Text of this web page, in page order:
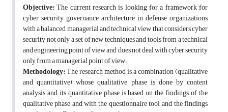
Objective:The current research is looking for a framework for
cyber security governance architecture in defense organizations
with a balanced managerial and technical view that considers cyber
security not only a set of new techniques and tools from a technical
and engineering point of view and does not deal with cyber security
only from a managerial point of view.
Methodology:The research method is a combination (qualitative
and quantitative) whose qualitative phase is done by content
analysis and its quantitative phase is based on the findings of the
qualitative phase and with the questionnaire tool, and the findings